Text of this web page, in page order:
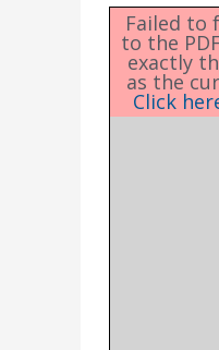
Failed to
to the
exactly
as the
Click